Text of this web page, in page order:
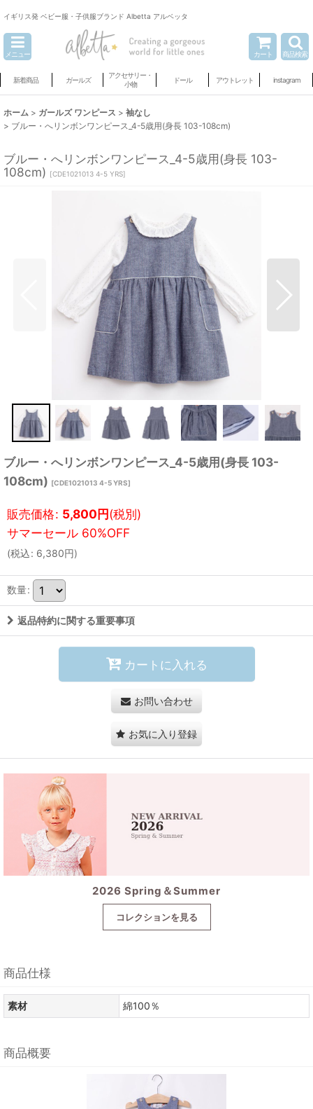
イギリス発 ベビー服・子供服ブランド Albetta アルベッタ
メニュー カート 商品検索
新着商品 ガールズ
アクセサリー・
小物
ドール アウトレット instagram
ホーム > ガールズ ワンピース > 袖なし
> ブルー・へリンボンワンピース_4-5歳用(身長 103-108cm)
ブルー・へリンボンワンピース_4-5歳用(身長 103-
108cm) [CDE1021013 4-5 YRS]
ブルー・へリンボンワンピース_4-5歳用(身長 103-
108cm) [CDE1021013 4-5 YRS]
販売価格: 5,800円(税別)
(税込: 6,380円)
数量:
返品特約に関する重要事項
カートに入れる
お問い合わせ
お気に入り登録
2026 Spring＆Summer
コレクションを見る
商品仕様
素材 綿100％
商品概要